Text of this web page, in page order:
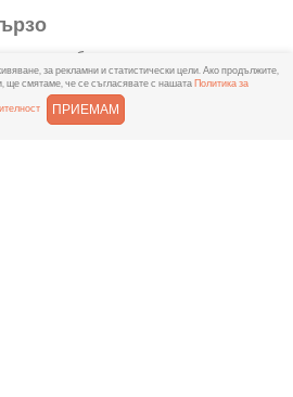
да избереш доставка
взимане от място
избрано от теб време.
за рекламни и статистически цели. Ако продължите,
ще смятаме, че се съгласявате с нашатаПолитика за
ПРИЕМАМ